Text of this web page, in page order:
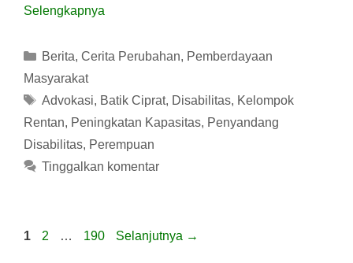
Selengkapnya
Kategori
Berita, Cerita Perubahan, Pemberdayaan
Masyarakat
Tag
Advokasi, Batik Ciprat, Disabilitas, Kelompok
Rentan, Peningkatan Kapasitas, Penyandang
Disabilitas, Perempuan
Tinggalkan komentar
Halaman
1 Halaman
2 … Halaman
190 Selanjutnya →